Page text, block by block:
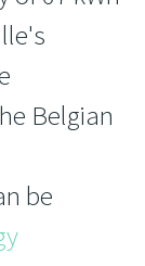
Belgian
be